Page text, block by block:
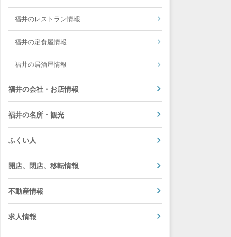
福井のレストラン情報
福井の定食屋情報
福井の居酒屋情報
福井の会社・お店情報
福井の名所・観光
ふくい人
開店、閉店、移転情報
不動産情報
求人情報